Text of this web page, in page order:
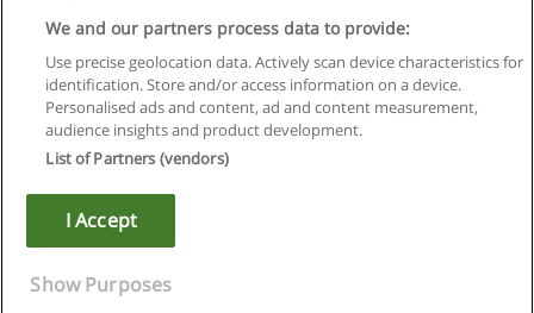
Правила пользования
Конфиденциальность информации
Напишите Educaedu
Copyright © Educaedu Business S.L. - CIF : B-95610580: -
We and our partners process data to provide:
Use precise geolocation data. Actively scan device characteristics for
identification. Store and/or access information on a device.
Personalised ads and content, ad and content measurement,
audience insights and product development.
List of Partners (vendors)
I Accept
Show Purposes